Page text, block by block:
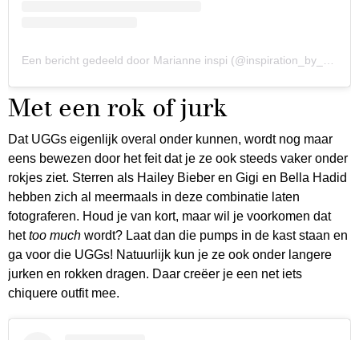
Een bericht gedeeld door Marianne inspi (@inspiration_by_marianne)
Met een rok of jurk
Dat UGGs eigenlijk overal onder kunnen, wordt nog maar
eens bewezen door het feit dat je ze ook steeds vaker onder
rokjes ziet. Sterren als Hailey Bieber en Gigi en Bella Hadid
hebben zich al meermaals in deze combinatie laten
fotograferen. Houd je van kort, maar wil je voorkomen dat
hettoo much wordt? Laat dan die pumps in de kast staan en
ga voor die UGGs! Natuurlijk kun je ze ook onder langere
jurken en rokken dragen. Daar creëer je een net iets
chiquere outfit mee.